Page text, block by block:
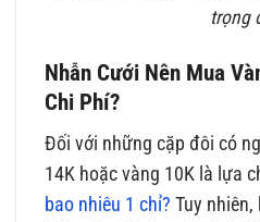
trọng
Nhẫn Cưới Nên Mua
Chi Phí?
Đối với những cặp đôi có
14K hoặc vàng 10K là lựa
bao nhiêu 1 chỉ? Tuy